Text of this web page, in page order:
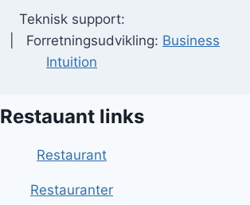
Teknisk support:
| Forretningsudvikling: Business
Intuition
Restauant links
Restaurant
Restauranter